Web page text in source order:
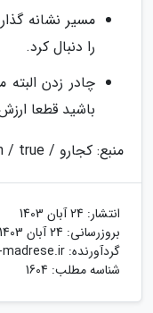
مسیر نشانه
را دنبال کرد.
چادر زدن
باشید قطعا
منبع: کجارو / matadornetwork.com / true
انتشار: 24 آبان 1403
بروزرسانی: 24 آبان 1403
گردآورنده:
شناسه مطلب: 1604